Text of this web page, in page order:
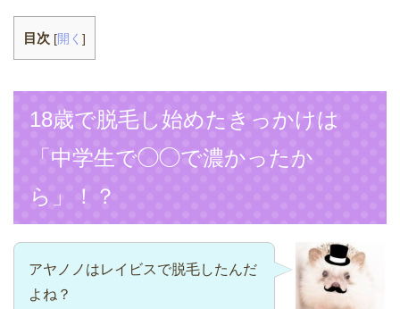
目次 [開く ]
18歳で脱毛し始めたきっかけは
「中学生で◯◯で濃かったか
ら」！？
アヤノノはレイビスで脱毛したんだ
よね？